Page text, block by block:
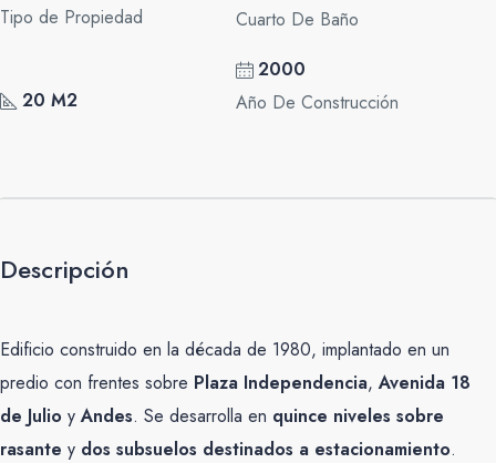
Tipo de Propiedad
Cuarto De Baño
20 M2
2000
Año De Construcción
Descripción
Edificio construido en la década de 1980, implantado en un
predio con frentes sobre Plaza Independencia,Avenida 18
de Julio yAndes. Se desarrolla en quince niveles sobre
rasante y dos subsuelos destinados a estacionamiento.